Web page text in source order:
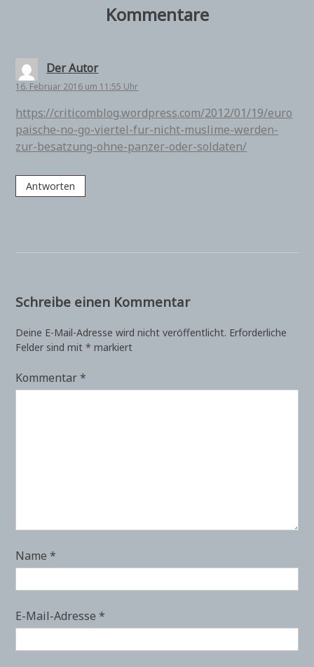
Kommentare
Der Autor
16. Februar 2016 um 11:55 Uhr
https://criticomblog.wordpress.com/2012/01/19/euro
paische-no-go-viertel-fur-nicht-muslime-werden-
zur-besatzung-ohne-panzer-oder-soldaten/
Antworten
Schreibe einen Kommentar
Deine E-Mail-Adresse wird nicht veröffentlicht. Erforderliche
Felder sind mit* markiert
Kommentar*
Name*
E-Mail-Adresse*